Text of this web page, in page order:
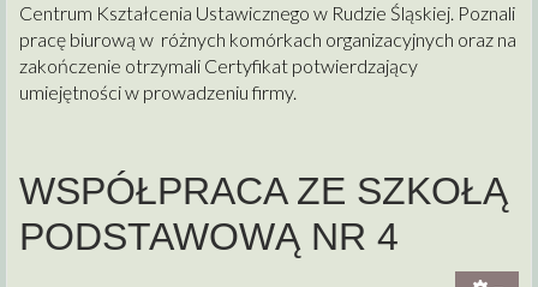
Centrum Kształcenia Ustawicznego w Rudzie Śląskiej. Poznali
pracę biurową w różnych komórkach organizacyjnych oraz na
zakończenie otrzymali Certyfikat potwierdzający
umiejętności w prowadzeniu firmy.
WSPÓŁPRACA ZE SZKOŁĄ
PODSTAWOWĄ NR 4